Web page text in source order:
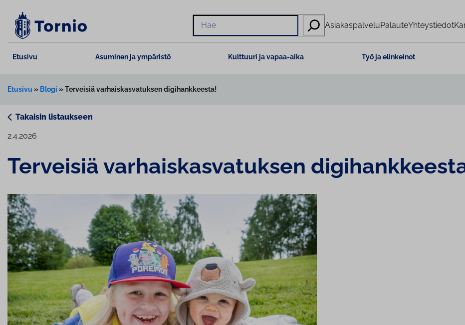
sisältöön
Hae
AsiakaspalveluPalauteYhteystiedot
Etusivu Asuminen ja ympäristö Kulttuuri ja vapaa-aika Työ ja elinkeinot
Etusivu » Blogi »Terveisiä varhaiskasvatuksen digihankkeesta!
Takaisin listaukseen
2.4.2026
Terveisiä var­hais­kas­va­tuk­sen